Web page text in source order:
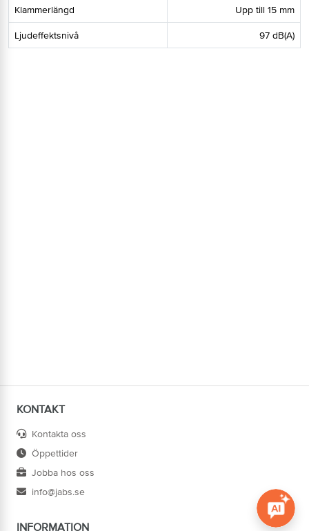
Klammerlängd Upp till 15 mm
Ljudeffektsnivå 97 dB(A)
KONTAKT
Kontakta oss
Öppettider
Jobba hos oss
info@jabs.se
INFORMATION